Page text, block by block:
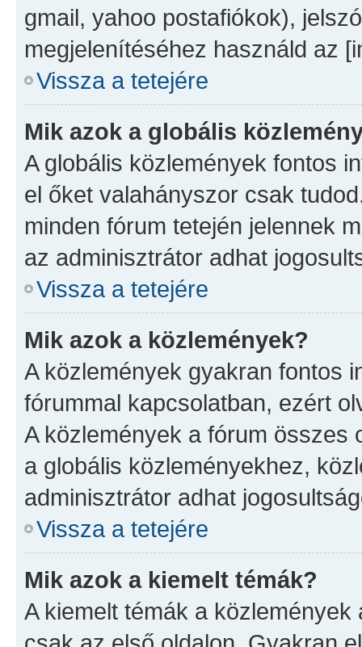
gmail, yahoo postafiókok),
megjelenítéséhez használd az
Vissza a tetejére
Mik azok a globális
A globális közlemények fontos
el őket valahányszor csak
minden fórum tetején jelennek
az adminisztrátor adhat
Vissza a tetejére
Mik azok a közlemények?
A közlemények gyakran fontos
fórummal kapcsolatban, ezért
A közlemények a fórum összes
a globális közleményekhez,
adminisztrátor adhat
Vissza a tetejére
Mik azok a kiemelt témák?
A kiemelt témák a